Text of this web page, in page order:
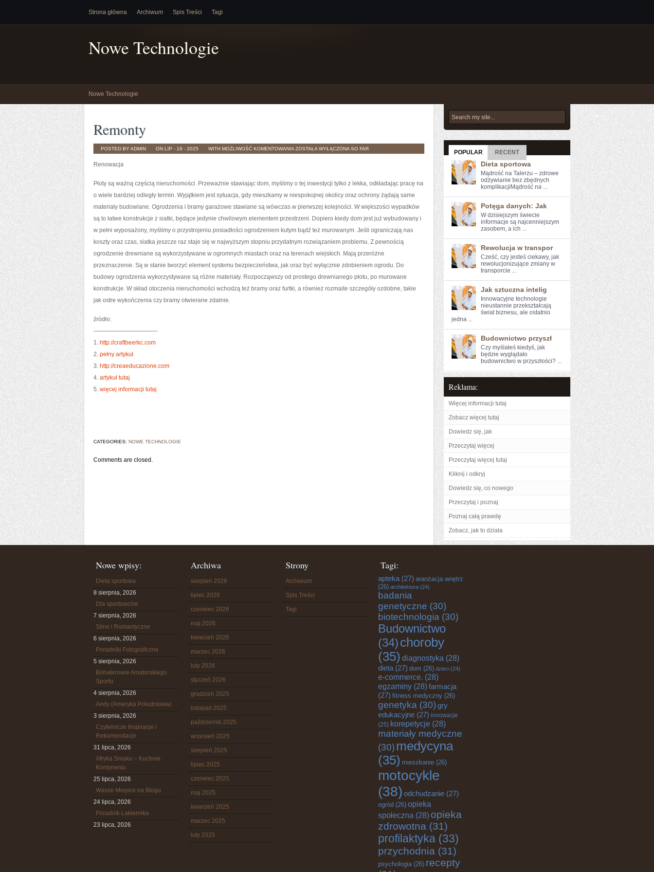
Strona główna Archiwum Spis Treści Tagi
Nowe Technologie
Nowe Technologie
Remonty
POSTED BY ADMIN ON LIP - 19 - 2025 WITH MOŻLIWOŚĆ KOMENTOWANIA REMONTY
ZOSTAŁA WYŁĄCZONA SO FAR
Renowacja
Płoty są ważną częścią nieruchomości. Przeważnie stawiając dom, myślimy o tej inwestycji tylko z lekka, odkładając pracę na
o wiele bardziej odległy termin. Wyjątkiem jest sytuacja, gdy mieszkamy w niespokojnej okolicy oraz ochrony żądają same
materiały budowlane. Ogrodzenia i bramy garażowe stawiane są wówczas w pierwszej kolejności. W większości wypadków
są to łatwe konstrukcje z siatki, będące jedynie chwilowym elementem przestrzeni. Dopiero kiedy dom jest już wybudowany i
w pełni wyposażony, myślimy o przystrojeniu posiadłości ogrodzeniem kutym bądź też murowanym. Jeśli ograniczają nas
koszty oraz czas, siatka jeszcze raz staje się w najwyższym stopniu przydatnym rozwiązaniem problemu. Z pewnością
ogrodzenie drewniane są wykorzystywane w ogromnych miastach oraz na terenach wiejskich. Mają przeróżne
przeznaczenie. Są w stanie tworzyć element systemu bezpieczeństwa, jak oraz być wyłącznie zdobieniem ogrodu. Do
budowy ogrodzenia wykorzystywane są różne materiały. Rozpocząwszy od prostego drewnianego płotu, po murowane
konstrukcje. W skład otoczenia nieruchomości wchodzą też bramy oraz furtki, a również rozmaite szczegóły ozdobne, takie
jak ostre wykończenia czy bramy otwierane zdalnie.
źródło:
———————————
1. http://craftbeerkc.com
2. pełny artykuł
3. http://creaeducazione.com
4. artykuł tutaj
5. więcej informacji tutaj
CATEGORIES: NOWE TECHNOLOGIE
Comments are closed.
POPULAR RECENT
Dieta sportowa
Mądrość na Talerzu – zdrowe
odżywianie bez zbędnych
komplikacjiMądrość na ...
Potęga danych: Jak
W dzisiejszym świecie
informacje są najcenniejszym⁣
zasobem, a ich ...
Rewolucja w transpor
Cześć, czy jesteś ciekawy, ⁤jak⁢
rewolucjonizujące‍ zmiany⁢ w
transporcie​ ...
Jak sztuczna intelig
Innowacyjne technologie
nieustannie przekształcają
świat biznesu, ale ostatnio
jedna ...
Budownictwo przyszł
Czy myślałeś kiedyś, jak
⁢będzie wyglądało
budownictwo w przyszłości? ...
Reklama:
Więcej informacji tutaj
Zobacz więcej tutaj
Dowiedz się, jak
Przeczytaj więcej
Przeczytaj więcej tutaj
Kliknij i odkryj
Dowiedz się, co nowego
Przeczytaj i poznaj
Poznaj całą prawdę
Zobacz, jak to działa
Nowe wpisy:
Dieta sportowa
8 sierpnia, 2026
Dla sportowców
7 sierpnia, 2026
Silne i Romantyczne
6 sierpnia, 2026
Poradniki Fotograficzne
5 sierpnia, 2026
Bohaterowie Amatorskiego
Sportu
4 sierpnia, 2026
Andy (Ameryka Południowa)
3 sierpnia, 2026
Czytelnicze Inspiracje i
Rekomendacje
31 lipca, 2026
Afryka Smaku – Kuchnie
Kontynentu
25 lipca, 2026
Wasze Miejsce na Blogu
24 lipca, 2026
Poradnik Lakiernika
23 lipca, 2026
Archiwa
sierpień 2026
lipiec 2026
czerwiec 2026
maj 2026
kwiecień 2026
marzec 2026
luty 2026
styczeń 2026
grudzień 2025
listopad 2025
październik 2025
wrzesień 2025
sierpień 2025
lipiec 2025
czerwiec 2025
maj 2025
kwiecień 2025
marzec 2025
luty 2025
Strony
Archiwum
Spis Treści
Tagi
Tagi:
apteka (27) aranżacja wnętrz
(26) architektura (24)
badania
genetyczne (30)
biotechnologia (30)
Budownictwo
(34)choroby
(35) diagnostyka (28)
dieta (27) dom (26) dzieci (24)
e-commerce. (28)
egzaminy (28)farmacja
(27) fitness medyczny (26)
genetyka (30) gry
edukacyjne (27) innowacje
(25) korepetycje (28)
materiały medyczne
(30) medycyna
(35) mieszkanie (26)
motocykle
(38) odchudzanie (27)
ogród (26) opieka
społeczna (28) opieka
zdrowotna (31)
profilaktyka (33)
przychodnia (31)
psychologia(26) recepty